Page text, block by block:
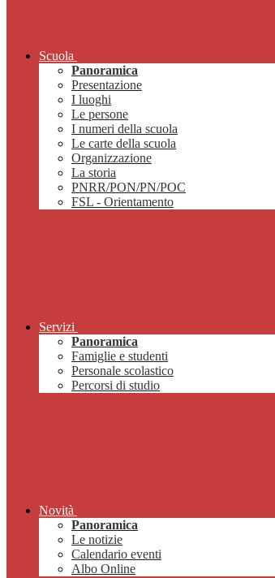
Scuola
Panoramica
Presentazione
I luoghi
Le persone
I numeri della scuola
Le carte della scuola
Organizzazione
La storia
PNRR/PON/PN/POC
FSL - Orientamento
Servizi
Panoramica
Famiglie e studenti
Personale scolastico
Percorsi di studio
Novità
Panoramica
Le notizie
Calendario eventi
Albo Online